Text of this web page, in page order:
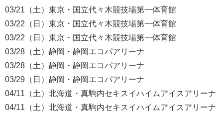
03/21（土）東京・国立代々木競技場第一体育館
03/22（日）東京・国立代々木競技場第一体育館
03/22（日）東京・国立代々木競技場第一体育館
03/28（土）静岡・静岡エコパアリーナ
03/28（土）静岡・静岡エコパアリーナ
03/29（日）静岡・静岡エコパアリーナ
04/11（土）北海道・真駒内セキスイハイムアイスアリーナ
04/11（土）北海道・真駒内セキスイハイムアイスアリーナ